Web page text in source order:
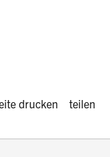
Seite
drucken teilen